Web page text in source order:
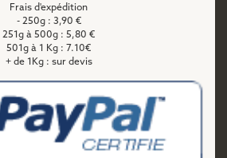
Frais d'expédition
- 250g : 3,90 €
251g à 500g : 5,80 €
501g à 1 Kg : 7.10€
+ de 1Kg : sur devis